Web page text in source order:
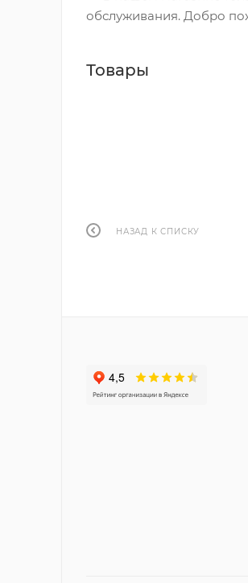
обслуживания. Добро
Товары
НАЗАД К СПИСКУ